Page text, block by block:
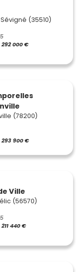
(35510)
292 000 €
(78200)
293 900 €
Ville
(56570)
211 440 €